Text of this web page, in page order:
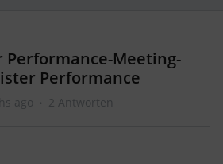
Performance-Meeting-
Performance
ago 2 Antworten